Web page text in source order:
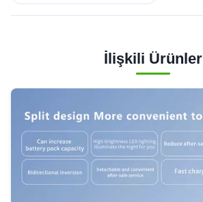
İlişkili Ürünler